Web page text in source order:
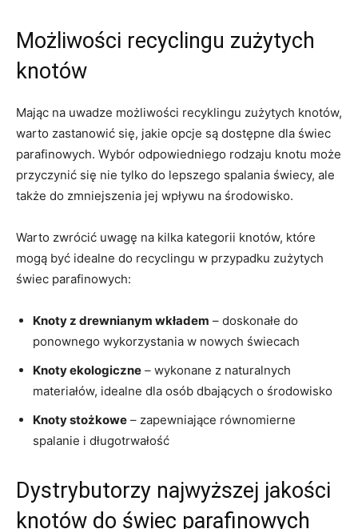
Możliwości recyclingu zużytych
knotów
Mając ⁣na uwadze⁣ możliwości recyklingu⁣ zużytych knotów,
warto zastanowić się, jakie ‌opcje są ⁣dostępne dla⁢ świec
parafinowych. Wybór odpowiedniego‌ rodzaju knotu może‌
przyczynić się nie tylko do ⁤lepszego spalania świecy,‍ ale
⁤także do ⁤zmniejszenia jej wpływu‌ na‍ środowisko.
Warto zwrócić uwagę‍ na ⁢kilka​ kategorii knotów, ​które
mogą⁤ być ⁢idealne do recyclingu w przypadku zużytych
świec parafinowych:
Knoty z ​drewnianym⁤ wkładem – doskonałe do ​
ponownego wykorzystania w nowych świecach
Knoty⁢ ekologiczne – ⁢wykonane z naturalnych
materiałów, ⁤idealne ​dla ⁤osób dbających ⁢o środowisko
Knoty stożkowe – zapewniające równomierne
spalanie i długotrwałość
Dystrybutorzy najwyższej jakości
‍knotów do świec parafinowych